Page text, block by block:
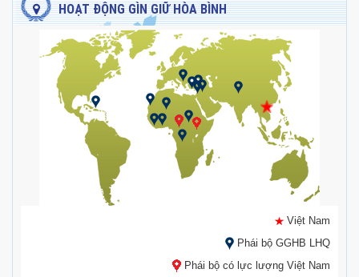
HOẠT ĐỘNG GÌN GIỮ HÒA BÌNH
Việt Nam
Phái bộ GGHB LHQ
Phái bộ có lực lượng Việt Nam